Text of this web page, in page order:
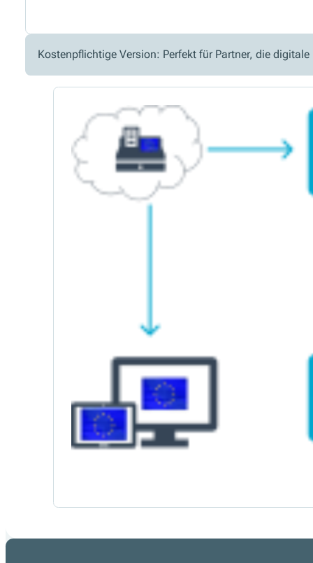
Kostenpflichtige Version: Perfekt für Partner, die